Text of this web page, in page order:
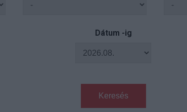
Dátum -ig
Keresés